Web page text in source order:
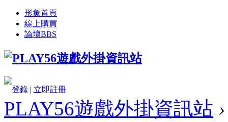
形象首頁
線上購買
論壇BBS
登錄 | 立即註冊
PLAY56遊戲外掛資訊站 ›